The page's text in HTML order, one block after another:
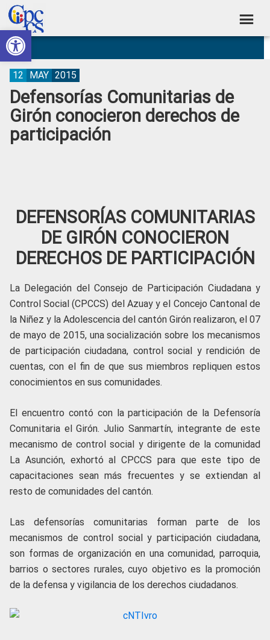
Abrir barra de herramientas
Skip
to
primary
navigation
Skip
to
main
content
Skip
to
primary
sidebar
Skip
to
footer
Consejo
de
Participación
Ciudadana
Control
Construyendo
Poder
Ciudadano
Defensorías Comunitarias de
Girón conocieron derechos de
participación
12 MAY 2015
DEFENSORÍAS COMUNITARIAS
DE GIRÓN CONOCIERON
DERECHOS DE PARTICIPACIÓN
La Delegación del Consejo de Participación Ciudadana y
Control Social (CPCCS) del Azuay y el Concejo Cantonal de
la Niñez y la Adolescencia del cantón Girón realizaron, el 07
de mayo de 2015, una socialización sobre los mecanismos
de participación ciudadana, control social y rendición de
cuentas, con el fin de que sus miembros repliquen estos
conocimientos en sus comunidades.
El encuentro contó con la participación de la Defensoría
Comunitaria el Girón. Julio Sanmartín, integrante de este
mecanismo de control social y dirigente de la comunidad
La Asunción, exhortó al CPCCS para que este tipo de
capacitaciones sean más frecuentes y se extiendan al
resto de comunidades del cantón.
Las defensorías comunitarias forman parte de los
mecanismos de control social y participación ciudadana,
son formas de organización en una comunidad, parroquia,
barrios o sectores rurales, cuyo objetivo es la promoción
de la defensa y vigilancia de los derechos ciudadanos.